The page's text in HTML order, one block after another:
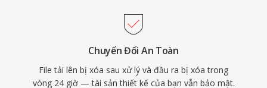
Chuyển Đổi An Toàn
File tải lên bị xóa sau xử lý và đầu ra bị xóa trong
vòng 24 giờ — tài sản thiết kế của bạn vẫn bảo mật.